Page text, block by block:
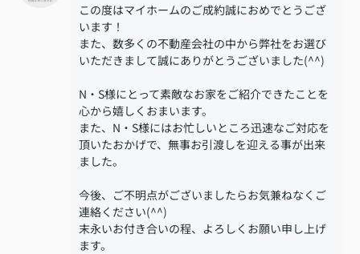
この度はマイホームのご成約誠におめでとうござ
います！
また、数多くの不動産会社の中から弊社をお選び
いただきまして誠にありがとうございました(^^)
N・S様にとって素敵なお家をご紹介できたことを
心から嬉しくおまいます。
また、N・S様にはお忙しいところ迅速なご対応を
頂いたおかげで、無事お引渡しを迎える事が出来
ました。
今後、ご不明点がございましたらお気兼ねなくご
連絡ください(^^)
末永いお付き合いの程、よろしくお願い申し上げ
ます。